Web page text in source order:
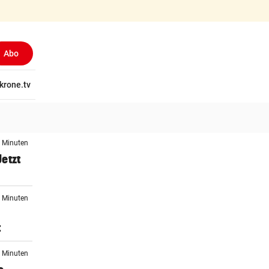
Abo
krone.tv
Minuten
Minuten
Minuten